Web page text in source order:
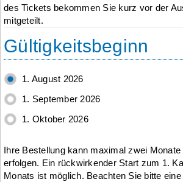
des Tickets bekommen Sie kurz vor der
mitgeteilt.
Gültigkeitsbeginn
1. August 2026
1. September 2026
1. Oktober 2026
Ihre Bestellung kann maximal zwei Monate
erfolgen. Ein rückwirkender Start zum 1.
Monats ist möglich. Beachten Sie bitte